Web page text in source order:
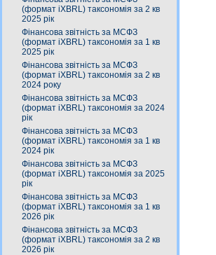
(формат iXBRL) таксономія за 2 кв
2025 рік
Фінансова звітність за МСФЗ
(формат iXBRL) таксономія за 1 кв
2025 рік
Фінансова звітність за МСФЗ
(формат iXBRL) таксономія за 2 кв
2024 року
Фінансова звітність за МСФЗ
(формат iXBRL) таксономія за 2024
рік
Фінансова звітність за МСФЗ
(формат iXBRL) таксономія за 1 кв
2024 рік
Фінансова звітність за МСФЗ
(формат iXBRL) таксономія за 2025
рік
Фінансова звітність за МСФЗ
(формат iXBRL) таксономія за 1 кв
2026 рік
Фінансова звітність за МСФЗ
(формат iXBRL) таксономія за 2 кв
2026 рік